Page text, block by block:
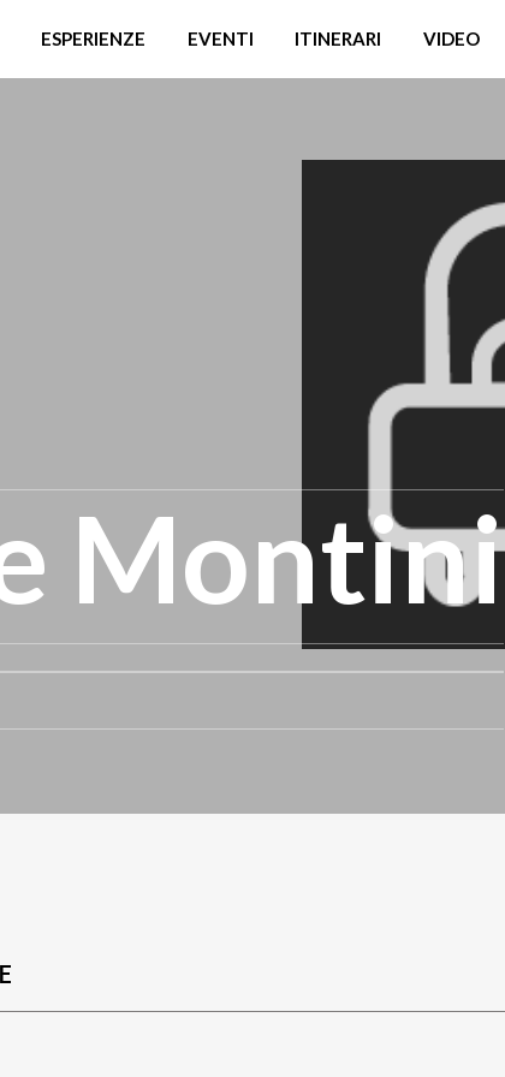
ESPERIENZE EVENTI ITINERARI VIDEO
Montini